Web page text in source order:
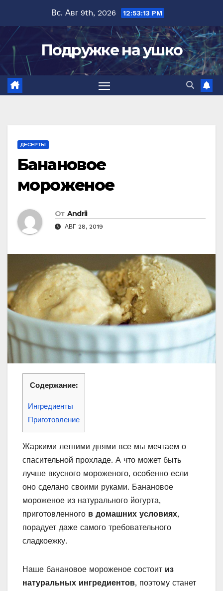
содержимому
Вс. Авг 9th, 2026 12:53:14 PM
Подружке на ушко
ДЕСЕРТЫ
Банановое
мороженое
От Andrii
АВГ 28, 2019
Содержание:
Ингредиенты
Приготовление
Жаркими летними днями все мы мечтаем о
спасительной прохладе. А что может быть
лучше вкусного мороженого, особенно если
оно сделано своими руками. Банановое
мороженое из натурального йогурта,
приготовленного в домашних условиях,
порадует даже самого требовательного
сладкоежку.
Наше банановое мороженое состоит из
натуральных ингредиентов, поэтому станет